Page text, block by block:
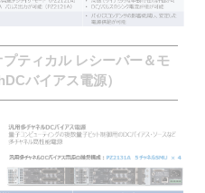
ティカル レシーバー＆モ
バイアス電源）